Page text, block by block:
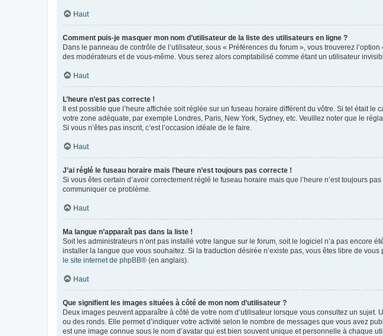
Haut
Comment puis-je masquer mon nom d’utilisateur de la liste des utilisateurs en ligne ?
Dans le panneau de contrôle de l’utilisateur, sous « Préférences du forum », vous trouverez
des modérateurs et de vous-même. Vous serez alors comptabilisé comme étant un utilisateur
Haut
L’heure n’est pas correcte !
Il est possible que l’heure affichée soit réglée sur un fuseau horaire différent du vôtre. Si tel était
votre zone adéquate, par exemple Londres, Paris, New York, Sydney, etc. Veuillez noter que le
Si vous n’êtes pas inscrit, c’est l’occasion idéale de le faire.
Haut
J’ai réglé le fuseau horaire mais l’heure n’est toujours pas correcte !
Si vous êtes certain d’avoir correctement réglé le fuseau horaire mais que l’heure n’est toujours
communiquer ce problème.
Haut
Ma langue n’apparaît pas dans la liste !
Soit les administrateurs n’ont pas installé votre langue sur le forum, soit le logiciel n’a pas encore
installer la langue que vous souhaitez. Si la traduction désirée n’existe pas, vous êtes libre de
le site internet de phpBB® (en anglais).
Haut
Que signifient les images situées à côté de mon nom d’utilisateur ?
Deux images peuvent apparaître à côté de votre nom d’utilisateur lorsque vous consultez un
ou des ronds. Elle permet d’indiquer votre activité selon le nombre de messages que vous avez
est une image connue sous le nom d’avatar qui est bien souvent unique et personnelle à chaque